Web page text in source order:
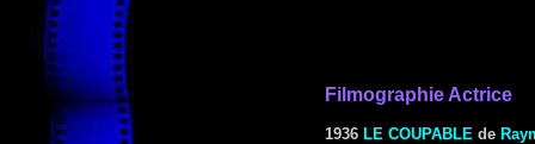
Filmographie Actrice
1936 LE COUPABLE de